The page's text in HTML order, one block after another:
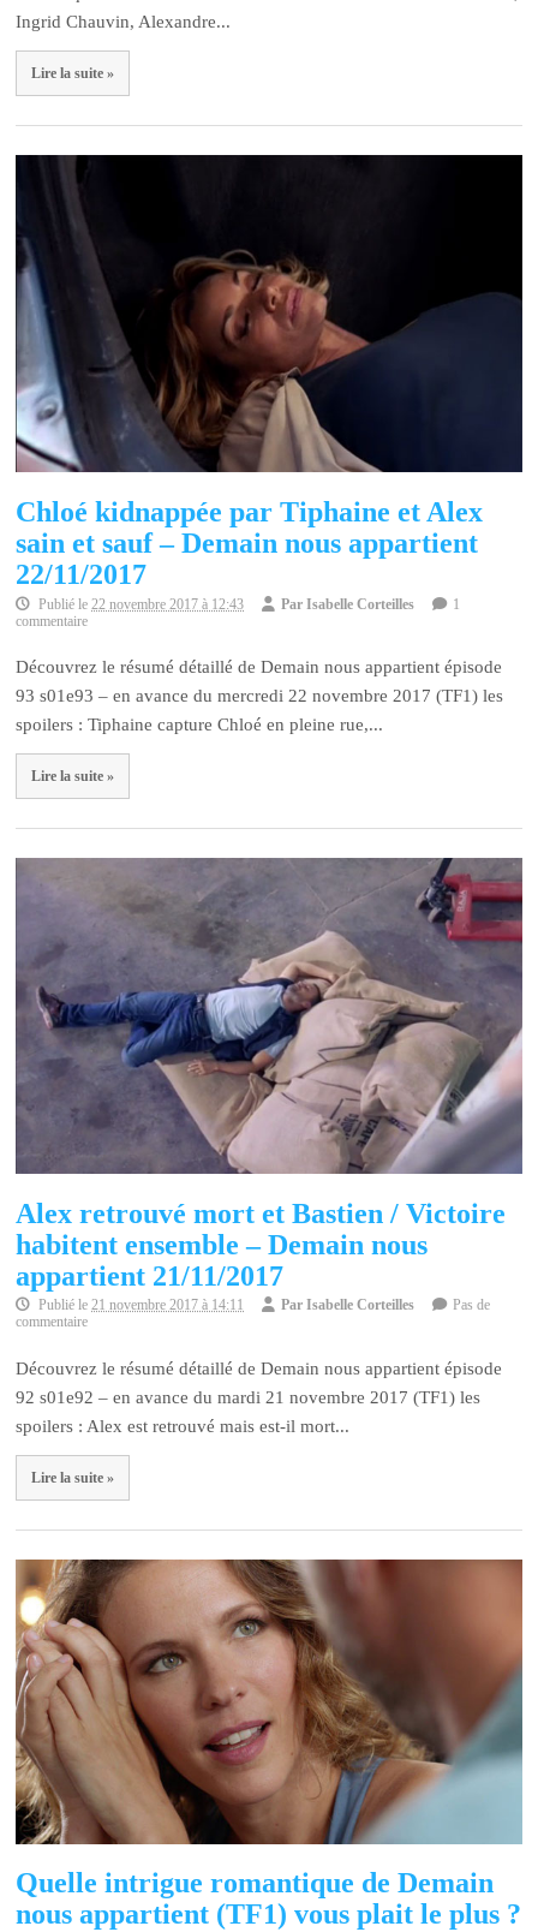
Ingrid Chauvin, Alexandre...
Lire la suite »
Chloé kidnappée par Tiphaine et Alex
sain et sauf – Demain nous appartient
22/11/2017
Publié le 22 novembre 2017 à 12:43 ParIsabelle Corteilles
1
commentaire
Découvrez le résumé détaillé de Demain nous appartient épisode
93 s01e93 – en avance du mercredi 22 novembre 2017 (TF1) les
spoilers : Tiphaine capture Chloé en pleine rue,...
Lire la suite »
Alex retrouvé mort et Bastien / Victoire
habitent ensemble – Demain nous
appartient 21/11/2017
Publié le21 novembre 2017 à 14:11 ParIsabelle Corteilles
Pas de
commentaire
Découvrez le résumé détaillé de Demain nous appartient épisode
92 s01e92 – en avance du mardi 21 novembre 2017 (TF1) les
spoilers : Alex est retrouvé mais est-il mort...
Lire la suite »
Quelle intrigue romantique de Demain
nous appartient (TF1) vous plait le plus ?